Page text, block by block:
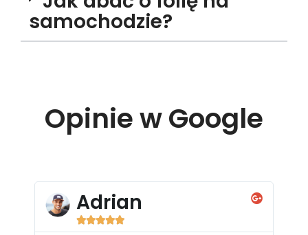
samochodzie?
Opinie w Google
Adrian
